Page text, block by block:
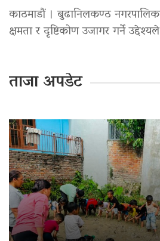
काठमाडौं । बुढानिलकण्ठ
क्षमता र दृष्टिकोण उजागर गर्ने
ताजा अपडेट